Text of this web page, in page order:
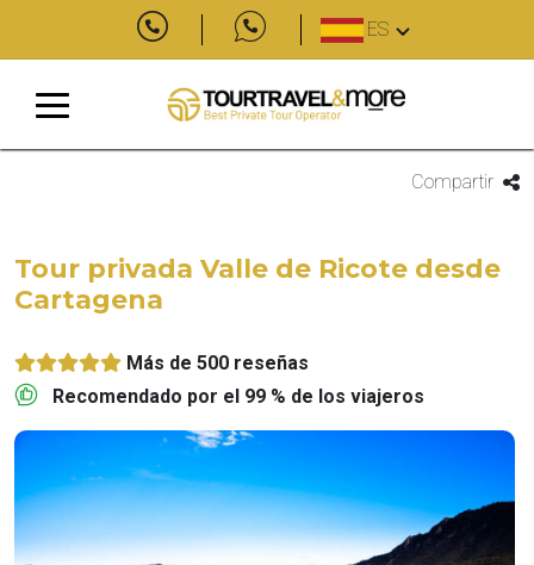
ES
Compartir
Tour privada Valle de Ricote desde
Cartagena
Más de 500 reseñas
Recomendado por el 99 % de los viajeros